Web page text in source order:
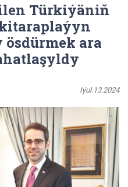
Türkiýäniň
ara
Iýul.13.2024